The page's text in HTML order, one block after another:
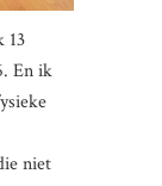
13
En ik
niet